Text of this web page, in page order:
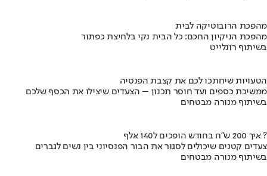
מהפכת הרובוטיקה לבית
מהפכת הניקיון החכם: כל הבית נקי בלחיצת כפתור
בשיתוף רונלייט
הטעויות שיחתכו לכם את קצבת הפנסיה
ממשיכת כספים ועד חוסר תכנון – הצעדים שיצילו את הכסף שלכם
בשיתוף מנורה מבטחים
איך 200 ש"ח בחודש הופכים ל140 אלף ?
צעדים קטנים שיכולים לסגור את הבור הפנסיוני בין נשים לגברים
בשיתוף מנורה מבטחים